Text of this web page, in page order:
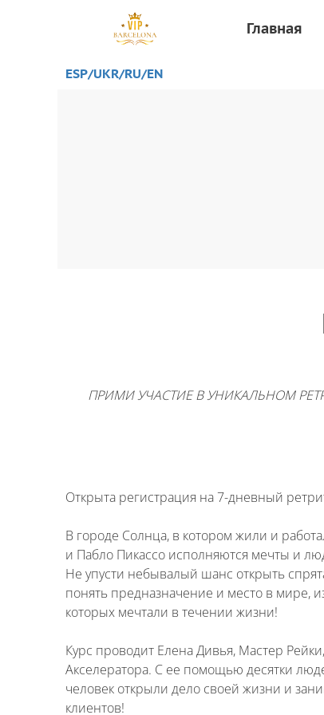
Главная
ESP/UKR/RU/EN
ПРИМИ УЧАСТИЕ В УНИКАЛЬНОМ
Открыта регистрация на 7-дневный
В городе Солнца, в котором жили и
и Пабло Пикассо исполняются мечты и
Не упусти небывалый шанс открыть
понять предназначение и место в мире,
которых мечтали в течении жизни!
Курс проводит Елена Дивья, Мастер
Акселератора. С ее помощью десятки
человек открыли дело своей жизни и
клиентов!